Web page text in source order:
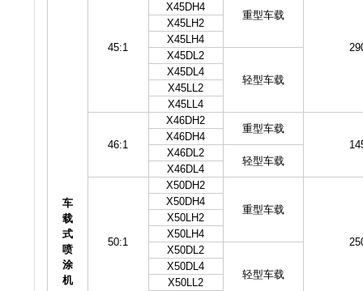
车
载
式
喷
涂
机
45:1
重型车载
X45DH4
X45LH2
X45LH4
X45DL2
轻型车载
X45DL4
X45LL2
X45LL4
46:1
X46DH2
重型车载
X46DH4
X46DL2
轻型车载
X46DL4
50:1
X50DH2
重型车载
X50DH4
X50LH2
X50LH4
X50DL2
轻型车载
X50DL4
X50LL2